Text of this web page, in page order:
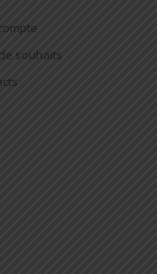
souhaits